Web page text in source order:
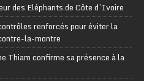
des Eléphants de Côte d’Ivoire
renforcés pour éviter la
la-montre
Thiam confirme sa présence à la